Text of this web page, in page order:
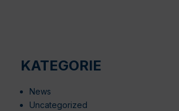
KATEGORIE
News
Uncategorized